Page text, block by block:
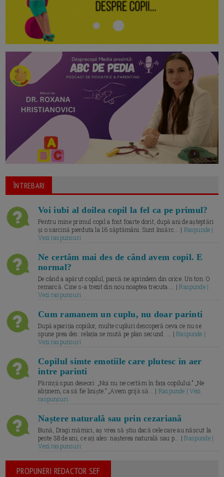
ÎNTREBARI
Voi iubi al doilea copil la fel ca pe primul?
Pentru mine primul copil a fost foarte dorit, după ani de așteptări
și o sarcină pierduta la 16 săptămâni. Sunt însărc... | Raspunde |
Vezi raspunsuri
Ne certăm mai des de când avem copil. E
normal?
De când a apărut copilul, parcă ne aprindem din orice. Un ton. O
remarcă. Cine s-a trezit din nou noaptea trecuta.... |Raspunde |
Vezi raspunsuri
Cum ramanem un cuplu, nu doar parinti
După apariția copiilor, multe cupluri descoperă ceva ce nu se
spune prea des: relația se mută pe plan secund. ... |Raspunde |
Vezi raspunsuri
Copilul simte emotiile care plutesc in aer
intre parinti
Părinții spun deseori: „Noi nu ne certăm în fața copilului.” „Ne
abținem, ca să fie liniște.” „Avem grijă să... | Raspunde | Vezi
raspunsuri
Naștere naturală sau prin cezariană
Bună, Dragi mămici, aș vrea să știu dacă cele care au născut la
peste 38 de ani, ce ați ales: nașterea naturală sau p... |Raspunde |
Vezi raspunsuri
PROPUNERI REDACTOR SEF